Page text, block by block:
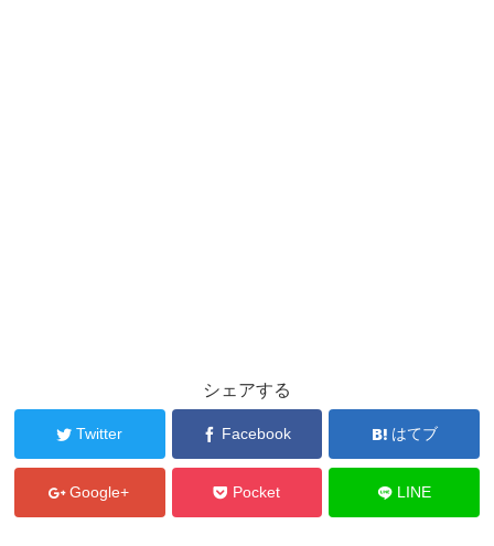
シェアする
Twitter Facebook はてブ
Google+ Pocket LINE